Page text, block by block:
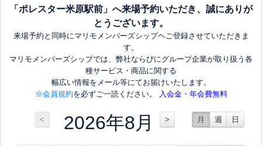
「ポレスター米原駅前」へ来場予約いただき、誠にありが
とうございます。
来場予約と同時にマリモメンバーズシップヘご登録させていただきま
す。
マリモメンバーズシップでは、弊社ならびにグループ企業が取り扱う各
種サービス・商品に関する
幅広い情報をメール等にてお届けいたします。
※会員規約を必ずご一読ください。 入会金・年会費無料
月 週 日
< 2026年8月 >